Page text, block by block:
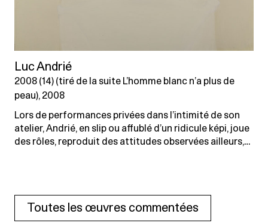
Luc Andrié
2008 (14) (tiré de la suite L’homme blanc n’a plus de
peau), 2008
Lors de performances privées dans l’intimité de son
atelier, Andrié, en slip ou affublé d’un ridicule képi, joue
des rôles, reproduit des attitudes observées ailleurs,…
Toutes les œuvres commentées